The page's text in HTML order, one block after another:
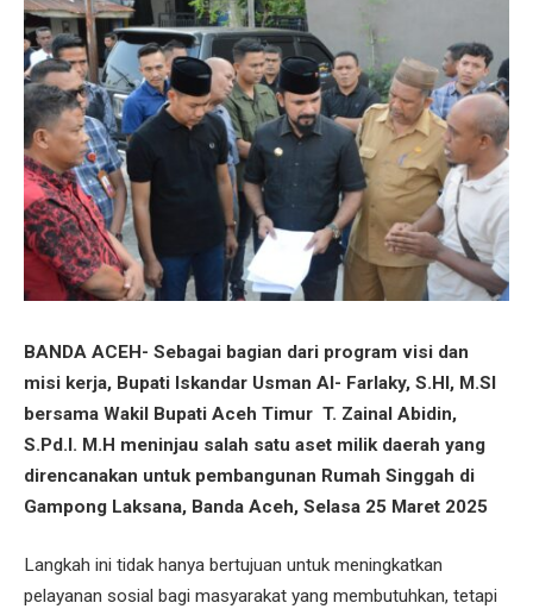
BANDA ACEH- Sebagai bagian dari program visi dan
misi kerja, Bupati Iskandar Usman Al- Farlaky, S.HI, M.SI
bersama Wakil Bupati Aceh Timur T. Zainal Abidin,
S.Pd.I. M.H meninjau salah satu aset milik daerah yang
direncanakan untuk pembangunan Rumah Singgah di
Gampong Laksana, Banda Aceh, Selasa 25 Maret 2025
Langkah ini tidak hanya bertujuan untuk meningkatkan
pelayanan sosial bagi masyarakat yang membutuhkan, tetapi